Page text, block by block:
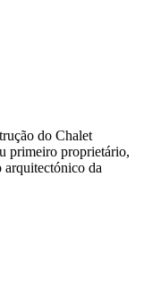
do Chalet
primeiro proprietário,
da